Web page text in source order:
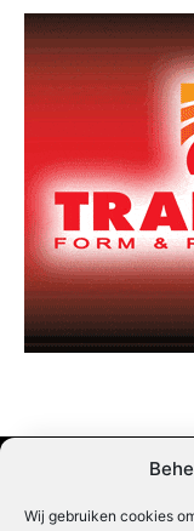
Wij gebruiken cookies